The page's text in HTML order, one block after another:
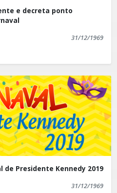
e decreta ponto
31/12/1969
de Presidente Kennedy 2019
31/12/1969